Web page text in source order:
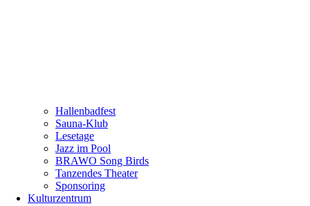
Hallenbadfest
Sauna-Klub
Lesetage
Jazz im Pool
BRAWO Song Birds
Tanzendes Theater
Sponsoring
Kulturzentrum